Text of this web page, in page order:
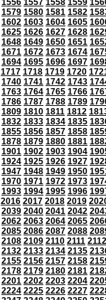
1556 1557 1558 1559
1579 1580 1581 1582
1602 1603 1604 1605
1625 1626 1627 1628
1648 1649 1650 1651
1671 1672 1673 1674
1694 1695 1696 1697
1717 1718 1719 1720
1740 1741 1742 1743
1763 1764 1765 1766
1786 1787 1788 1789
1809 1810 1811 1812
1832 1833 1834 1835
1855 1856 1857 1858
1878 1879 1880 1881
1901 1902 1903 1904
1924 1925 1926 1927
1947 1948 1949 1950
1970 1971 1972 1973
1993 1994 1995 1996
2016 2017 2018 2019
2039 2040 2041 2042
2062 2063 2064 2065
2085 2086 2087 2088
2108 2109 2110 2111 2112
2132 2133 2134 2135
2155 2156 2157 2158
2178 2179 2180 2181
2201 2202 2203 2204
2224 2225 2226 2227